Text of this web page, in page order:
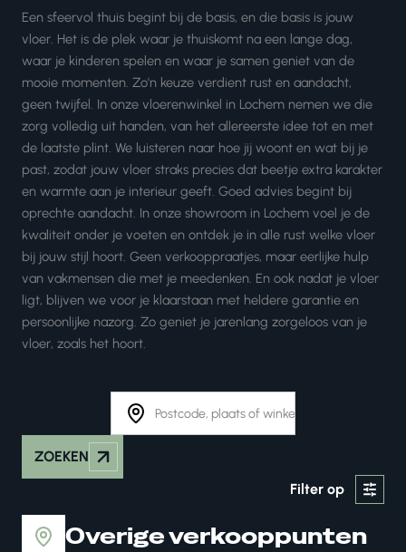
Een sfeervol thuis begint bij de basis, en die basis is jouw
vloer. Het is de plek waar je thuiskomt na een lange dag,
waar je kinderen spelen en waar je samen geniet van de
mooie momenten. Zo'n keuze verdient rust en aandacht,
geen twijfel. In onze vloerenwinkel in Lochem nemen we die
zorg volledig uit handen, van het allereerste idee tot en met
de laatste plint. We luisteren naar hoe jij woont en wat bij je
past, zodat jouw vloer straks precies dat beetje extra karakter
en warmte aan je interieur geeft. Goed advies begint bij
oprechte aandacht. In onze showroom in Lochem voel je de
kwaliteit onder je voeten en ontdek je in alle rust welke vloer
bij jouw stijl hoort. Geen verkooppraatjes, maar eerlijke hulp
van vakmensen die met je meedenken. En ook nadat je vloer
ligt, blijven we voor je klaarstaan met heldere garantie en
persoonlijke nazorg. Zo geniet je jarenlang zorgeloos van je
vloer, zoals het hoort.
ZOEKEN
Filter op
Overige verkooppunten